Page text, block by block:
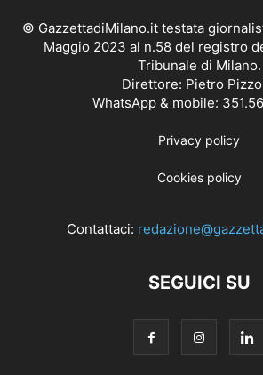
© GazzettadiMilano.it testata
Maggio 2023 al n.58 del registro
Tribunale di Milano.
Direttore: Pietro
WhatsApp & mobile:
Privacy policy
Cookies policy
Contattaci:
SEGUICI SU